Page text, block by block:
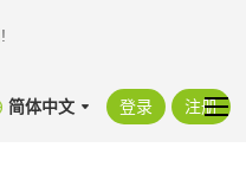
!
简体中文 登录 注册